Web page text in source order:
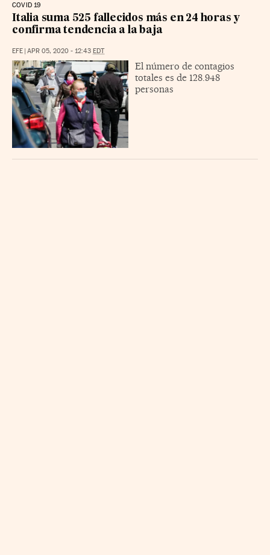
COVID 19
Italia suma 525 fallecidos más en 24 horas y
confirma tendencia a la baja
EFE | APR 05, 2020 - 12:43 EDT
El número de contagios
totales es de 128.948
personas